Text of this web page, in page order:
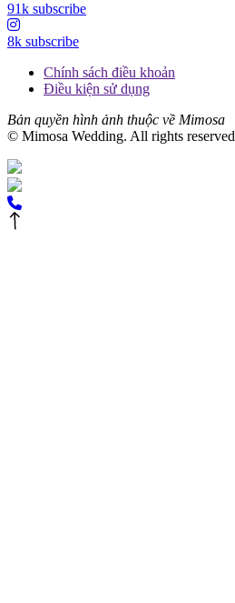
91k subscribe
8k subscribe
Chính sách điều khoản
Điều kiện sử dụng
Bản quyền hình ảnh thuộc về Mimosa
© Mimosa Wedding. All rights reserved